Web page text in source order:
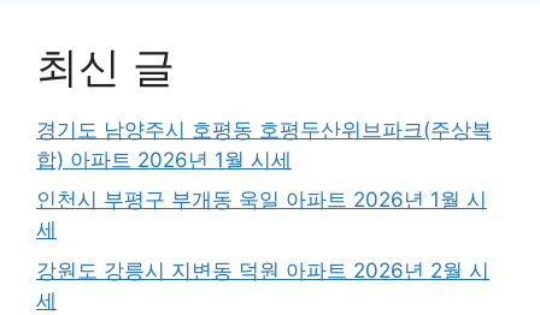
최신 글
경기도 남양주시 호평동 호평두산위브파크(주상복
합) 아파트 2026년 1월 시세
인천시 부평구 부개동 욱일 아파트 2026년 1월 시
세
강원도 강릉시 지변동 덕원 아파트 2026년 2월 시
세